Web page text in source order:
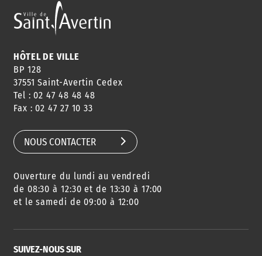
HÔTEL DE VILLE
BP 128
37551 Saint-Avertin Cedex
Tel : 02 47 48 48 48
Fax : 02 47 27 10 33
NOUS CONTACTER
Ouverture du lundi au vendredi
de 08:30 à 12:30 et de 13:30 à 17:00
et le samedi de 09:00 à 12:00
SUIVEZ-NOUS SUR